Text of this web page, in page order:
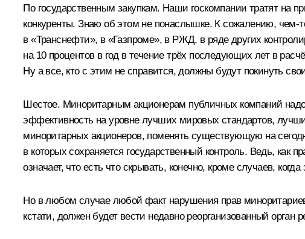
По государственным закупкам. Наши госкомпании тратят на
конкуренты. Знаю об этом не понаслышке. К сожалению,
в «Транснефти», в «Газпроме», в РЖД, в ряде других
на 10 процентов в год в течение трёх последующих лет в
Ну а все, кто с этим не справится, должны будут покинуть
Шестое. Миноритарным акционерам публичных компаний
эффективность на уровне лучших мировых стандартов,
миноритарных акционеров, поменять существующую на
в которых сохраняется государственный контроль. Ведь,
означает, что есть что скрывать, конечно, кроме случаев,
Но в любом случае любой факт нарушения прав
кстати, должен будет вести недавно реорганизованный